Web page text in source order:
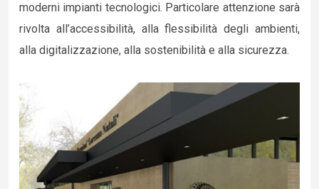
moderni impianti tecnologici. Particolare attenzione sarà
rivolta all’accessibilità, alla flessibilità degli ambienti,
alla digitalizzazione, alla sostenibilità e alla sicurezza.